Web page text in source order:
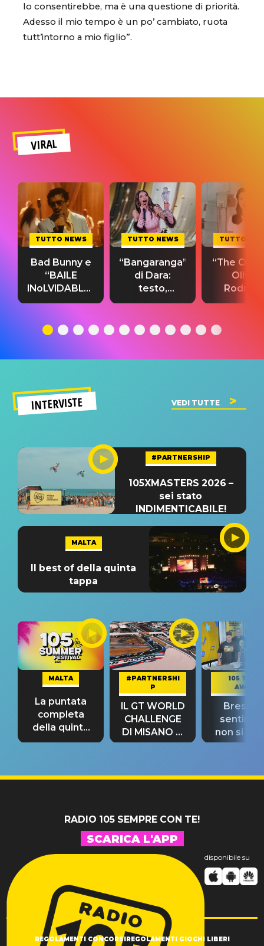
lo consentirebbe, ma è una questione di priorità.
Adesso il mio tempo è un po’ cambiato, ruota
tutt’intorno a mio figlio”.
VIRAL
TUTTO NEWS
Bad Bunny e
“BAILE
INoLVIDABLE”:
testo,
significato
TUTTO NEWS
“Bangaranga”
di Dara:
testo,
traduzione e
del singolo
TUTTO
“The
Olivia
testo,
INTERVISTE VEDI TUTTE
#PARTNERSHIP
105XMASTERS 2026 –
sei stato
INDIMENTICABILE!
MALTA
Il best of della quinta
tappa
MALTA
La puntata
completa
della quinta
tappa
#PARTNERSHI
P
IL GT WORLD
CHALLENGE
DI MISANO si
riconferma
105 TAKE
AWAY
Bresh:
non si
fino alla
RADIO 105 SEMPRE CON TE!
SCARICA L'APP
disponibile su
REGOLAMENTI CONCORSIREGOLAMENTI GIOCHI LIBERI